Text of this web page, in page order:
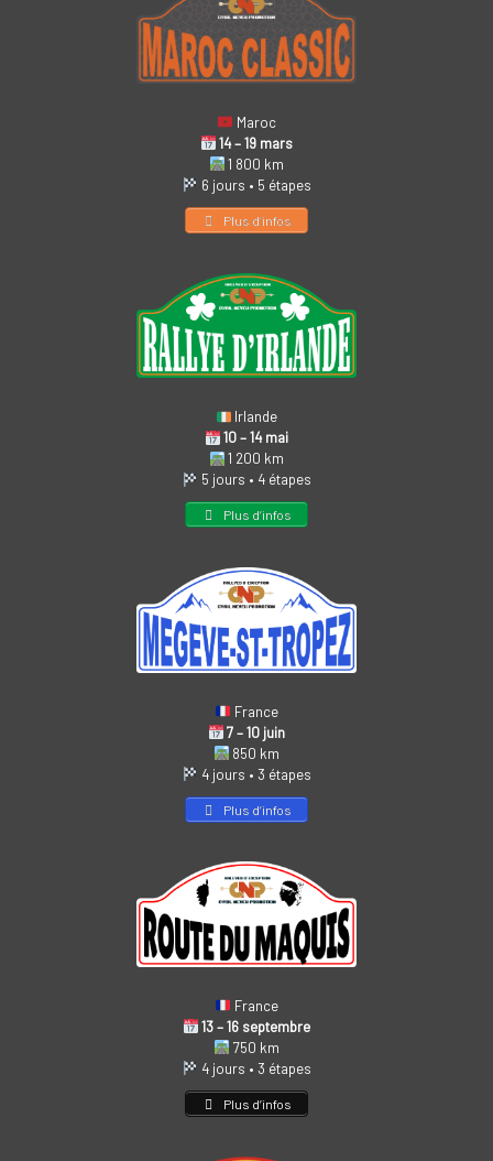
Maroc
14 – 19 mars
1 800 km
6 jours • 5 étapes
Plus d’infos
Irlande
10 – 14 mai
1 200 km
5 jours • 4 étapes
Plus d’infos
France
7 – 10 juin
850 km
4 jours • 3 étapes
Plus d’infos
France
13 – 16 septembre
750 km
4 jours • 3 étapes
Plus d’infos